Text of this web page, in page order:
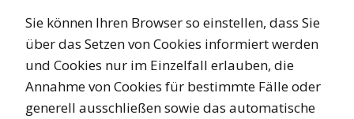
Sie können Ihren Browser so einstellen, dass Sie
über das Setzen von Cookies informiert werden
und Cookies nur im Einzelfall erlauben, die
Annahme von Cookies für bestimmte Fälle oder
generell ausschließen sowie das automatische